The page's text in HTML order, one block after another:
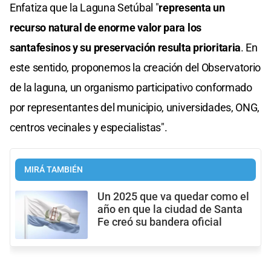
Enfatiza que la Laguna Setúbal "representa un
recurso natural de enorme valor para los
santafesinos y su preservación resulta prioritaria. En
este sentido, proponemos la creación del Observatorio
de la laguna, un organismo participativo conformado
por representantes del municipio, universidades, ONG,
centros vecinales y especialistas".
MIRÁ TAMBIÉN
Un 2025 que va quedar como el
año en que la ciudad de Santa
Fe creó su bandera oficial